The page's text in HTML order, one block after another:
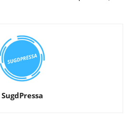
SugdPressa